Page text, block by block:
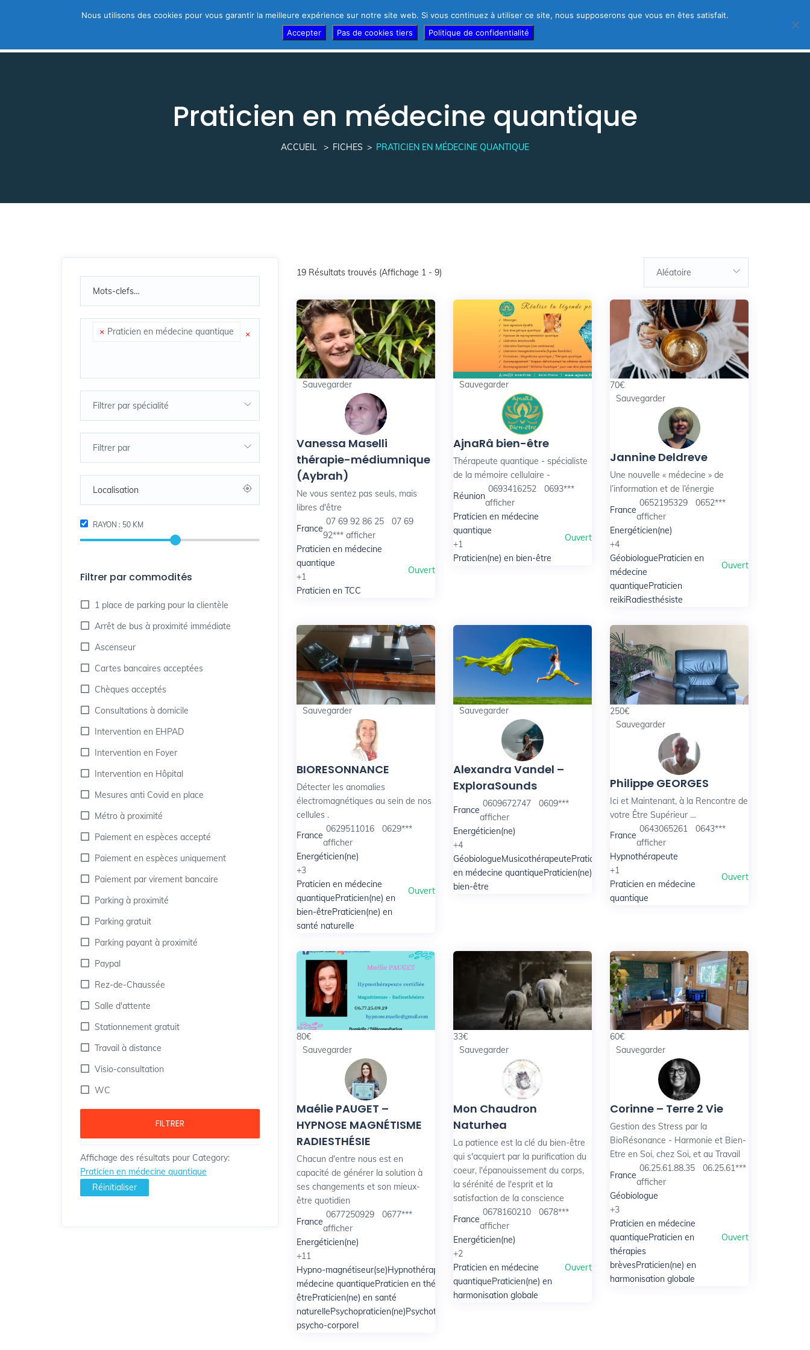
Trouver un thérapeute A découvrir d’urgence ! Témoignages des thérapeutes Thérapeutes – créez votre fiche gratuite
Praticien en médecine quantique
ACCUEIL FICHES PRATICIEN EN MÉDECINE QUANTIQUE
×
× Praticien en médecine quantique
Filtrer par spécialité
Filtrer par
RAYON : 50 KM
Filtrer par commodités
1 place de parking pour la clientèle
Arrêt de bus à proximité immédiate
Ascenseur
Cartes bancaires acceptées
Chèques acceptés
Consultations à domicile
Intervention en EHPAD
Intervention en Foyer
Intervention en Hôpital
Mesures anti Covid en place
Métro à proximité
Paiement en espèces accepté
Paiement en espèces uniquement
Paiement par virement bancaire
Parking à proximité
Parking gratuit
Parking payant à proximité
Paypal
Rez-de-Chaussée
Salle d'attente
Stationnement gratuit
Travail à distance
Visio-consultation
WC
FILTRER
Affichage des résultats pour Category:
Praticien en médecine quantique
Réinitialiser
19Résultats trouvés (Affichage 1 - 9) Aléatoire
Sauvegarder
Vanessa Maselli
thérapie-médiumnique
(Aybrah)
Ne vous sentez pas seuls, mais
libres d'être
France
07 69 92 86 25
07 69
92*** afficher
Praticien en médecine
quantique
+1
Praticien en TCC
Ouvert
Sauvegarder
AjnaRâ bien-être
Thérapeute quantique - spécialiste
de la mémoire cellulaire -
Réunion
0693416252
0693***
afficher
Praticien en médecine
quantique
+1
Praticien(ne) en bien-être
Ouvert
70€
Sauvegarder
Jannine Deldreve
Une nouvelle « médecine » de
l’information et de l’énergie
France
0652195329
0652***
afficher
Energéticien(ne)
+4
GéobiologuePraticien en
médecine
quantiquePraticien
reikiRadiesthésiste
Ouvert
Sauvegarder
BIORESONNANCE
Détecter les anomalies
électromagnétiques au sein de nos
cellules .
France
0629511016
0629***
afficher
Energéticien(ne)
+3
Praticien en médecine
quantiquePraticien(ne) en
bien-êtrePraticien(ne) en
santé naturelle
Ouvert
Sauvegarder
Alexandra Vandel –
ExploraSounds
France
0609672747
0609***
afficher
Energéticien(ne)
+4
GéobiologueMusicothérapeutePraticien
en médecine quantiquePraticien(ne) en
bien-être
Ouvert
250€
Sauvegarder
Philippe GEORGES
Ici et Maintenant, à la Rencontre de
votre Être Supérieur …
France
0643065261
0643***
afficher
Hypnothérapeute
+1
Praticien en médecine
quantique
Ouvert
80€
Sauvegarder
Maélie PAUGET –
HYPNOSE MAGNÉTISME
RADIESTHÉSIE
Chacun d'entre nous est en
capacité de générer la solution à
ses changements et son mieux-
être quotidien
France
0677250929
0677***
afficher
Energéticien(ne)
+11
Hypno-magnétiseur(se)HypnothérapeuteMagnétiseur(se)Praticien en
médecine quantiquePraticien en thérapies brèvesPraticien(ne) en bien-
êtrePraticien(ne) en santé
naturellePsychopraticien(ne)Psychothérapeute
psycho-corporel
33€
Sauvegarder
Mon Chaudron
Naturhea
La patience est la clé du bien-être
qui s'acquiert par la purification du
coeur, l'épanouissement du corps,
la sérénité de l'esprit et la
satisfaction de la conscience
France
0678160210
0678***
afficher
Energéticien(ne)
+2
Praticien en médecine
quantiquePraticien(ne) en
harmonisation globale
Ouvert
60€
Sauvegarder
Corinne – Terre 2 Vie
Gestion des Stress par la
BioRésonance - Harmonie et Bien-
Etre en Soi, chez Soi, et au Travail
France
06.25.61.88.35
06.25.61***
afficher
Géobiologue
+3
Praticien en médecine
quantiquePraticien en
thérapies
brèvesPraticien(ne) en
harmonisation globale
Ouvert
Nous utilisons des cookies pour vous garantir la meilleure expérience sur notre site web. Si vous continuez à utiliser ce site, nous supposerons que vous en êtes satisfait.
Accepter
Pas de cookies tiers Politique de confidentialité